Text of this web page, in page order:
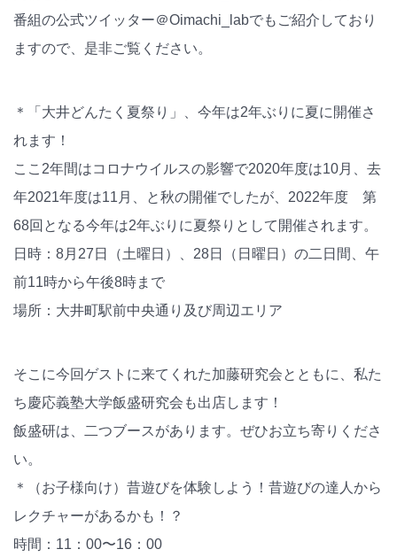
番組の公式ツイッター＠Oimachi_labでもご紹介しており
ますので、是非ご覧ください。
＊「大井どんたく夏祭り」、今年は2年ぶりに夏に開催さ
れます！
ここ2年間はコロナウイルスの影響で2020年度は10月、去
年2021年度は11月、と秋の開催でしたが、2022年度 第
68回となる今年は2年ぶりに夏祭りとして開催されます。
日時：8月27日（土曜日）、28日（日曜日）の二日間、午
前11時から午後8時まで
場所：大井町駅前中央通り及び周辺エリア
そこに今回ゲストに来てくれた加藤研究会とともに、私た
ち慶応義塾大学飯盛研究会も出店します！
飯盛研は、二つブースがあります。ぜひお立ち寄りくださ
い。
＊（お子様向け）昔遊びを体験しよう！昔遊びの達人から
レクチャーがあるかも！？
時間：11：00〜16：00